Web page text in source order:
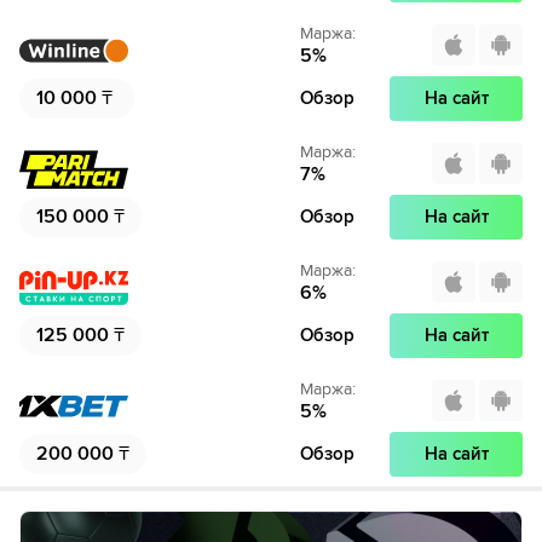
и его заменяет Микаэль Наде
46´
Тактическая замена. Мохамед-Али Чо уходит с поля
и его заменяет Kail Boudache
46´ Данте из команды Ницца толкнул локтем оппонента.
Это Augustine Boakye заработал фол
Тактическая замена. Мелвен Бар уходит с поля и
Ницца совершает вбрасывание на половине поля
противника
Ницца совершает вбрасывание на половине поля
противника
47´ Ницца совершает вбрасывание на половине поля
48´ Сент-Этьен совершает вбрасывание на своей
10 000 ₸
Маржа:
5%
Обзор На сайт
150 000 ₸
Маржа:
7%
Обзор На сайт
125 000 ₸
Маржа:
6%
Обзор На сайт
200 000 ₸
Маржа:
5%
Обзор На сайт